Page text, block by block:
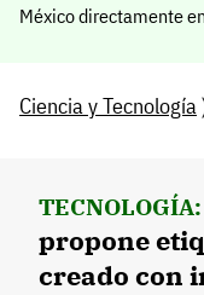
México directamente
Ciencia y Tecnología
TECNOLOGÍA:
propone
creado con